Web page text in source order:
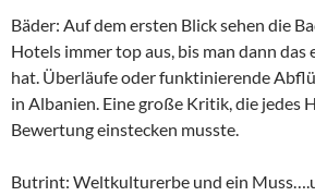
Bäder: Auf dem ersten Blick sehen die
Hotels immer top aus, bis man dann das
hat. Überläufe oder funktinierende
in Albanien. Eine große Kritik, die jedes
Bewertung einstecken musste.
Butrint: Weltkulturerbe und ein